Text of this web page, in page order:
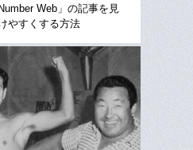
Number Web」の記事を見
やすくする方法